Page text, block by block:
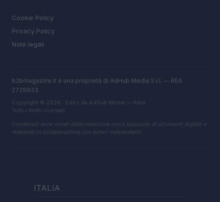
Cookie Policy
Privacy Policy
Note legali
b2bmagazine.it è una proprietà di AdHub Media S.r.l. — REA
2729933
Copyright © 2026 · Edito da AdHub Media — Italia
Tutti i diritti riservati
I contenuti sono curati dalla redazione con il supporto di strumenti digitali e
realizzati in collaborazione con autori indipendenti.
ITALIA